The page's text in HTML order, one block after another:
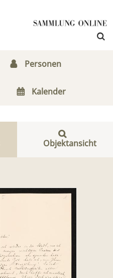
Personen
Kalender
Objektansicht